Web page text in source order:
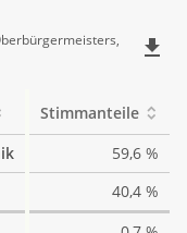
file_download
Stimmanteile
59,6 %
40,4 %